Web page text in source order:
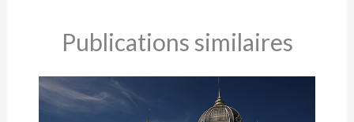
Publications similaires